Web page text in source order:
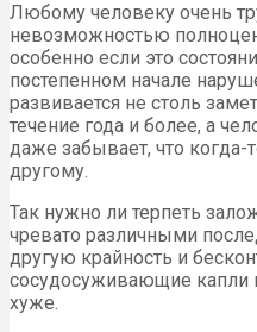
Любому человеку очень
невозможностью
особенно если это
постепенном начале
развивается не столь
течение года и более, а
даже забывает, что
другому.
Так нужно ли терпеть
чревато различными
другую крайность и
сосудосуживающие
хуже.